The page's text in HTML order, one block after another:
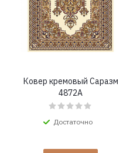
Ковер кремовый Саразм
4872A
Достаточно